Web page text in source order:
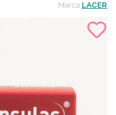
Marca LACER